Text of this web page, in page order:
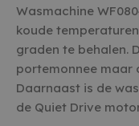
Wasmachine
koude
graden te behalen.
portemonnee maar
Daarnaast is de
de Quiet Drive